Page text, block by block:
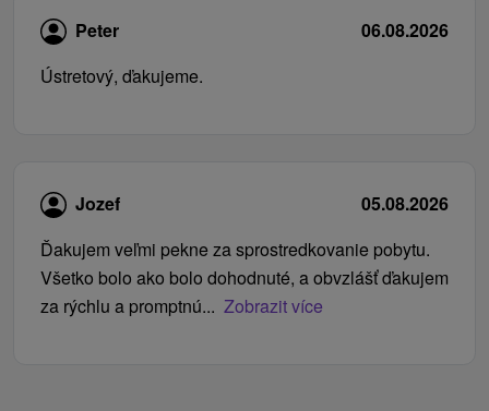
Peter
06.08.2026
Ústretový, ďakujeme.
Jozef
05.08.2026
Ďakujem veľmi pekne za sprostredkovanie pobytu.
Všetko bolo ako bolo dohodnuté, a obvzlášť ďakujem
za rýchlu a promptnú... Zobrazit více